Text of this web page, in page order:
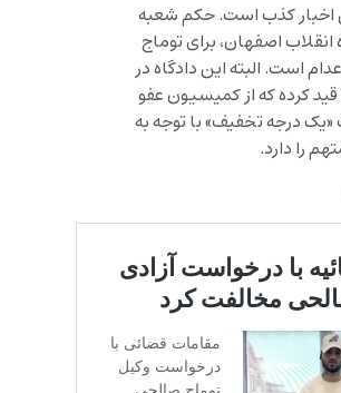
اخبار کذب است. حکم شعبه
انقلاب اصفهان، برای توماج
است. البته این دادگاه در
کرده که از کمیسیون عفو
درجه تخفیف» با توجه به
را دارد.